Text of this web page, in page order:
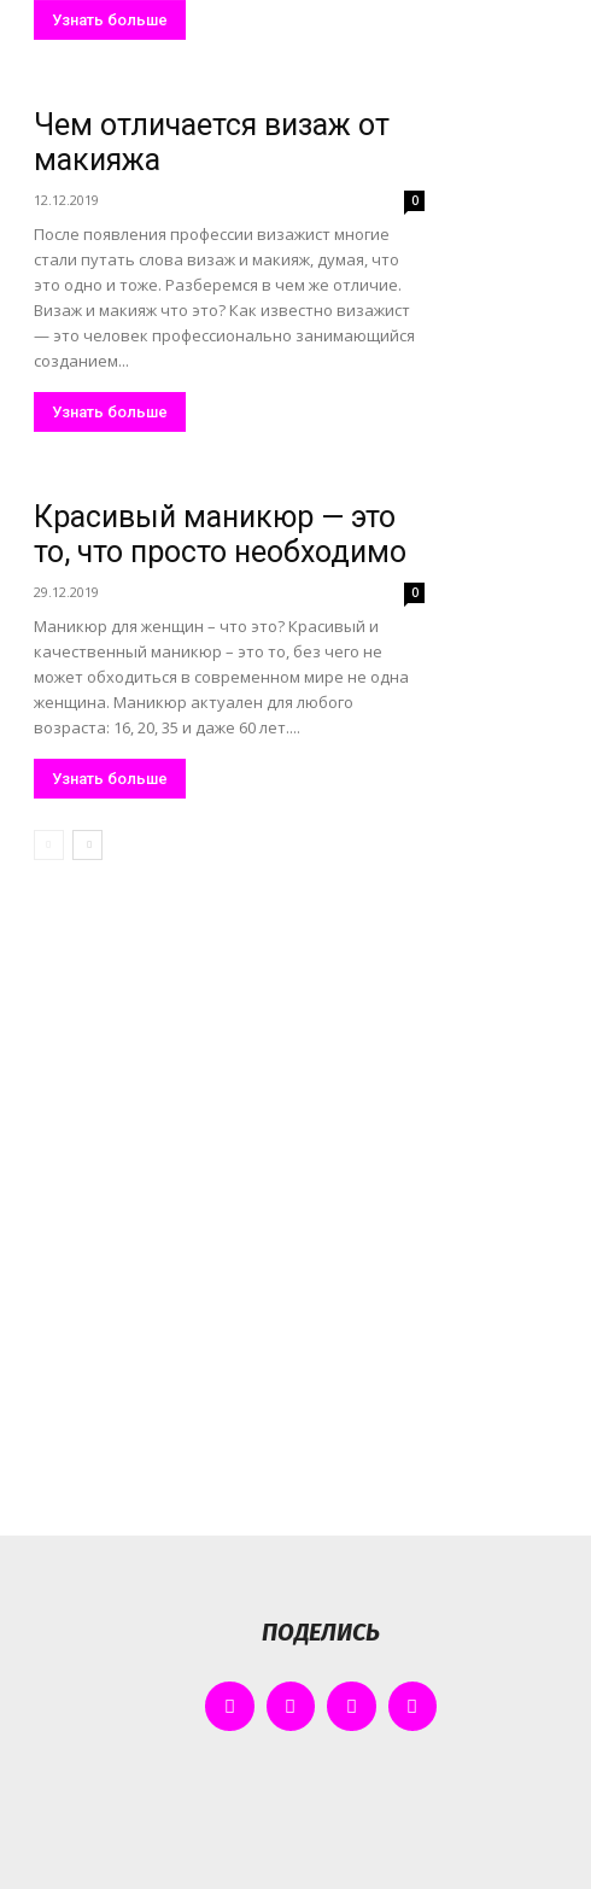
Узнать больше
Чем отличается визаж от
макияжа
12.12.2019 0
После появления профессии визажист многие
стали путать слова визаж и макияж, думая, что
это одно и тоже. Разберемся в чем же отличие.
Визаж и макияж что это? Как известно визажист
— это человек профессионально занимающийся
созданием...
Узнать больше
Красивый маникюр — это
то, что просто необходимо
29.12.2019 0
Маникюр для женщин – что это? Красивый и
качественный маникюр – это то, без чего не
может обходиться в современном мире не одна
женщина. Маникюр актуален для любого
возраста: 16, 20, 35 и даже 60 лет....
Узнать больше
ПОДЕЛИСЬ